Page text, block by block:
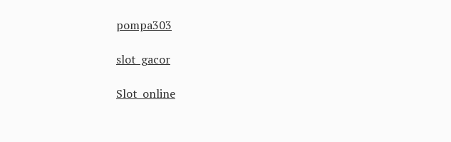
pompa303
slot gacor
Slot online